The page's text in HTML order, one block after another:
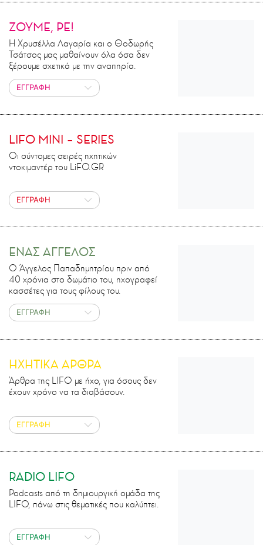
ΖΟΥΜΕ, ΡΕ!
Η Χρυσέλλα Λαγαρία και ο Θοδωρής
Τσάτσος μας μαθαίνουν όλα όσα δεν
ξέρουμε σχετικά με την αναπηρία.
ΕΓΓΡΑΦΗ
LIFO MINI – SERIES
Οι σύντομες σειρές ηχητικών
ντοκιμαντέρ του LiFO.GR
ΕΓΓΡΑΦΗ
ΕΝΑΣ ΑΓΓΕΛΟΣ
Ο Άγγελος Παπαδημητρίου πριν από
40 χρόνια στο δωμάτιο του, ηχογραφεί
κασσέτες για τους φίλους του.
ΕΓΓΡΑΦΗ
ΗΧΗΤΙΚΑ ΑΡΘΡΑ
Άρθρα της LIFO με ήχο, για όσους δεν
έχουν χρόνο να τα διαβάσουν.
ΕΓΓΡΑΦΗ
RADIO LIFO
Podcasts από τη δημιουργική ομάδα της
LIFO, πάνω στις θεματικές που καλύπτει.
ΕΓΓΡΑΦΗ